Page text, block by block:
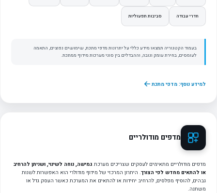
חדרי עבודה סביבות תפעוליות
בעמוד הקטגוריה תמצאו מידע כללי על יתרונות מדפי מתכת, שימושים נפוצים, התאמה
לעומסים, בחירת עומק וגובה, וההבדלים בין סוגי מערכות מידוף ממתכת.
למידע נוסף: מדפי מתכת
מדפים מודולריים
מדפים מודולריים מתאימים לעסקים שצריכים מערכת גמישה, נוחה לשינוי, ושניתן להרחיב
או להתאים מחדש לפי הצורך. היתרון המרכזי של מידוף מודולרי הוא האפשרות לשנות
גבהים, להוסיף מפלסים, להרחיב יחידות או להתאים את המערכת כאשר העסק גדל או
משתנה.